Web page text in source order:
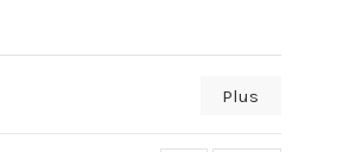
Plus